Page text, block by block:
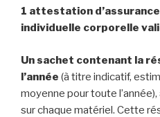
1 attestation
individuelle corporelle
Un sachet contenant la
l’année (à titre indicatif,
moyenne pour toute
sur chaque matériel. Cette